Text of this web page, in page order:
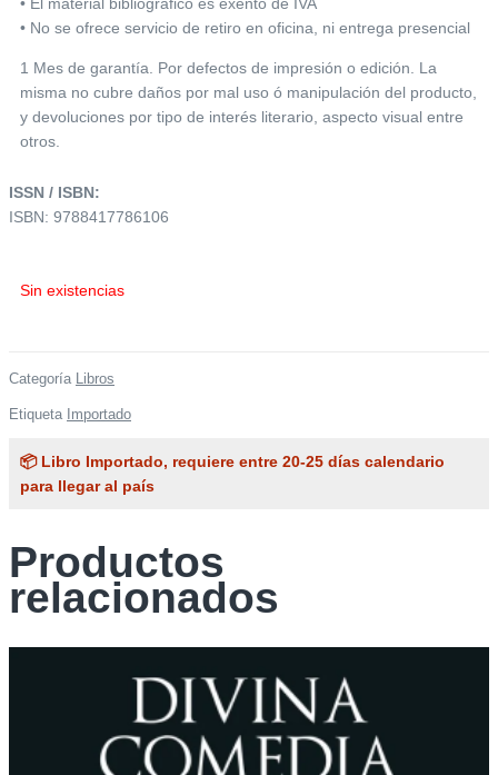
• El material bibliográfico es exento de IVA
• No se ofrece servicio de retiro en oficina, ni entrega presencial
1 Mes de garantía. Por defectos de impresión o edición. La
misma no cubre daños por mal uso ó manipulación del producto,
y devoluciones por tipo de interés literario, aspecto visual entre
otros.
ISSN / ISBN:
ISBN: 9788417786106
Sin existencias
Categoría Libros
Etiqueta Importado
📦 Libro Importado, requiere entre 20-25 días calendario
para llegar al país
Productos
relacionados